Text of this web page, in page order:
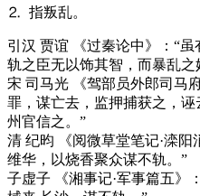
⒉ 指叛乱。
引 汉 贾谊 《过秦论中》：“
轨之臣无以饰其智，而暴乱之
宋 司马光 《驾部员外郎司马
罪，谋亡去，监押捕获之，诬
州官信之。”
清 纪昀 《阅微草堂笔记·滦阳
维华，以烧香聚众谋不轨。”
子虚子 《湘事记·军事篇五》